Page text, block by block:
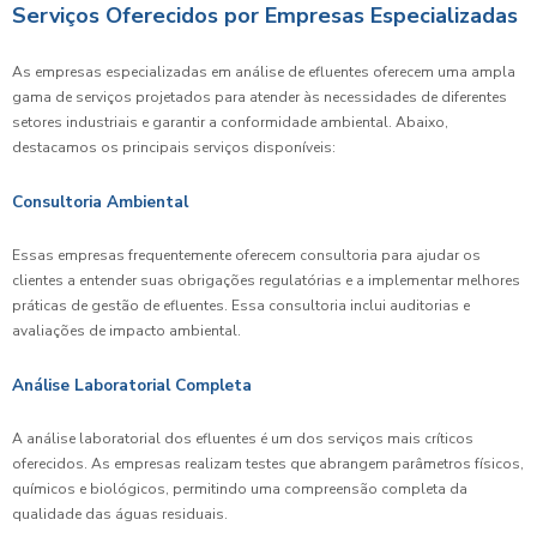
Serviços Oferecidos por Empresas Especializadas
As empresas especializadas em análise de efluentes oferecem uma ampla
gama de serviços projetados para atender às necessidades de diferentes
setores industriais e garantir a conformidade ambiental. Abaixo,
destacamos os principais serviços disponíveis:
Consultoria Ambiental
Essas empresas frequentemente oferecem consultoria para ajudar os
clientes a entender suas obrigações regulatórias e a implementar melhores
práticas de gestão de efluentes. Essa consultoria inclui auditorias e
avaliações de impacto ambiental.
Análise Laboratorial Completa
A análise laboratorial dos efluentes é um dos serviços mais críticos
oferecidos. As empresas realizam testes que abrangem parâmetros físicos,
químicos e biológicos, permitindo uma compreensão completa da
qualidade das águas residuais.